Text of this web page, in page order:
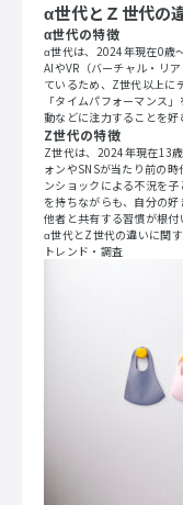
α世代とＺ世代の
α世代の特徴
α世代は、2024年現在0歳
AIやVR（バーチャル・リ
ているため、Z世代以上に
「タイムパフォーマンス
動などに注力することを好
Z世代の特徴
Z世代は、2024年現在13
ォンやSNSが当たり前の
ンショックによる不況を
を持ちながらも、自分の
他者と共有する習慣が根付
α世代とZ世代の違いに関
トレンド・調査